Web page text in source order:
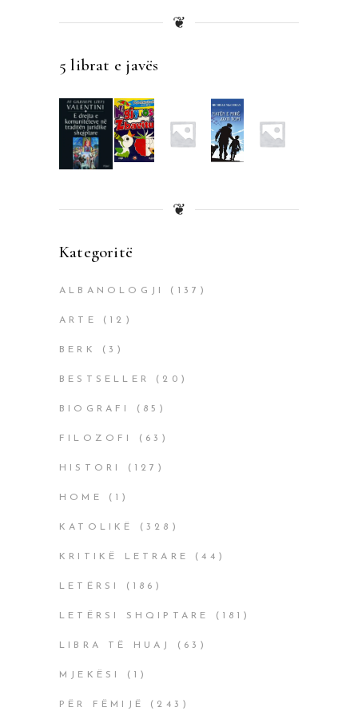
❦
5 librat e javës
❦
Kategoritë
ALBANOLOGJI (137)
ARTE (12)
BERK (3)
BESTSELLER (20)
BIOGRAFI (85)
FILOZOFI (63)
HISTORI (127)
HOME (1)
KATOLIKË (328)
KRITIKË LETRARE (44)
LETËRSI (186)
LETËRSI SHQIPTARE (181)
LIBRA TË HUAJ (63)
MJEKËSI (1)
PËR FËMIJË (243)